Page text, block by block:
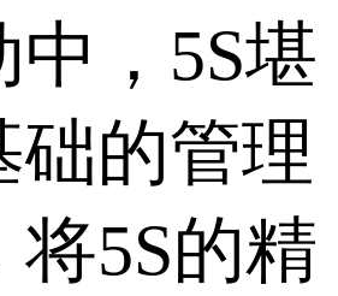
，5S堪
础的管理
5S的精